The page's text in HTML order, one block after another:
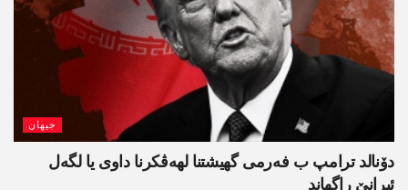
جیھان
دۆنالد ترامپ ب فەرمی گھیشتنا لھەڤکرنا داوی یا لگەل
ئیرانێ راگھاند